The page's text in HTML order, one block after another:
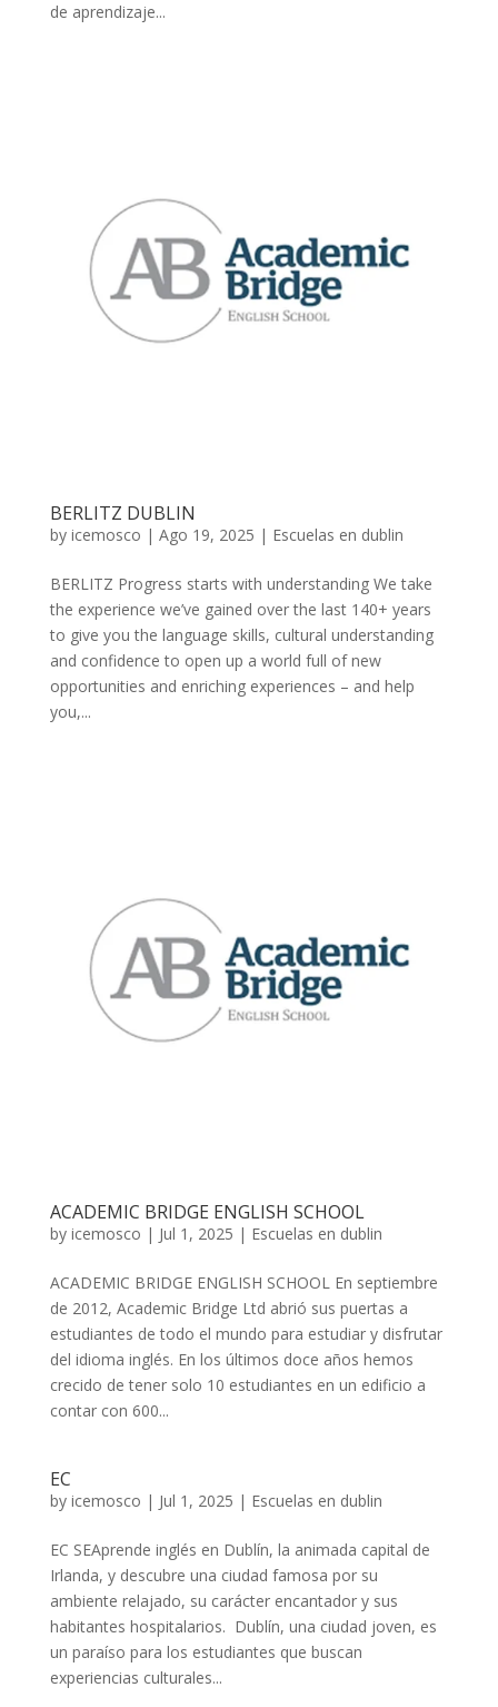
de aprendizaje...
BERLITZ DUBLIN
by icemosco | Ago 19, 2025 | Escuelas en dublin
BERLITZ Progress starts with understanding We take
the experience we’ve gained over the last 140+ years
to give you the language skills, cultural understanding
and confidence to open up a world full of new
opportunities and enriching experiences – and help
you,...
ACADEMIC BRIDGE ENGLISH SCHOOL
by icemosco | Jul 1, 2025 | Escuelas en dublin
ACADEMIC BRIDGE ENGLISH SCHOOL En septiembre
de 2012, Academic Bridge Ltd abrió sus puertas a
estudiantes de todo el mundo para estudiar y disfrutar
del idioma inglés. En los últimos doce años hemos
crecido de tener solo 10 estudiantes en un edificio a
contar con 600...
EC
by icemosco | Jul 1, 2025 | Escuelas en dublin
EC SEAprende inglés en Dublín, la animada capital de
Irlanda, y descubre una ciudad famosa por su
ambiente relajado, su carácter encantador y sus
habitantes hospitalarios. Dublín, una ciudad joven, es
un paraíso para los estudiantes que buscan
experiencias culturales...